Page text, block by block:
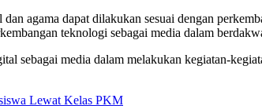
agama dapat dilakukan sesuai dengan
teknologi sebagai media dalam
sebagai media dalam melakukan kegiatan-
Lewat Kelas PKM